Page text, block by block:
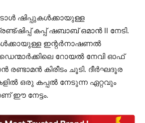
ഷിപ്പുകൾക്കായുള്ള
കപ്പ് ഷബാബ് ഒമാൻ II നേടി.
ഇന്റർനാഷണൽ
ഡെന്മാർക്കിലെ റോയൽ നേവി ഓഫ്
കിരീടം ചൂടി. ദീർഘദൂര
ഒരു കപ്പൽ നേടുന്ന ഏറ്റവും
ഈ നേട്ടം.